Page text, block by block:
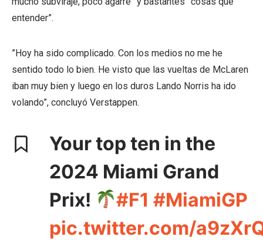
entender”.
”Hoy ha sido complicado. Con los medios no me he
sentido todo lo bien. He visto que las vueltas de McLaren
iban muy bien y luego en los duros Lando Norris ha ido
volando”, concluyó Verstappen.
Your top ten in the
2024 Miami Grand
Prix!
#F1 #MiamiGP
pic.twitter.com/